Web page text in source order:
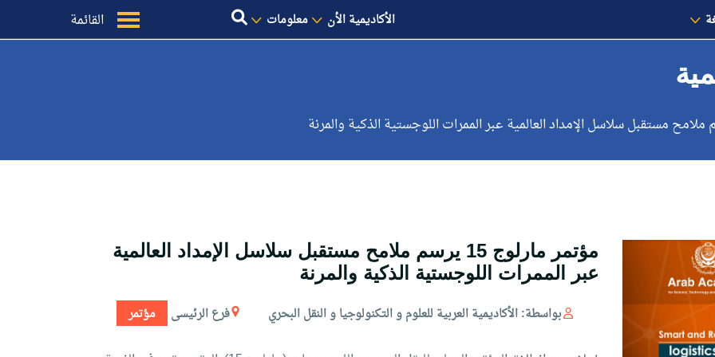
الأكاديمية الأن معلومات القائمة
مؤتمر مارلوج 15 يرسم ملامح مستقبل سلاسل الإمداد العالمية
عبر الممرات اللوجستية الذكية والمرنة
بواسطة: الأكاديمية العربية للعلوم و التكنولوجيا و النقل البحري
فرع الرئيسى مؤتمر